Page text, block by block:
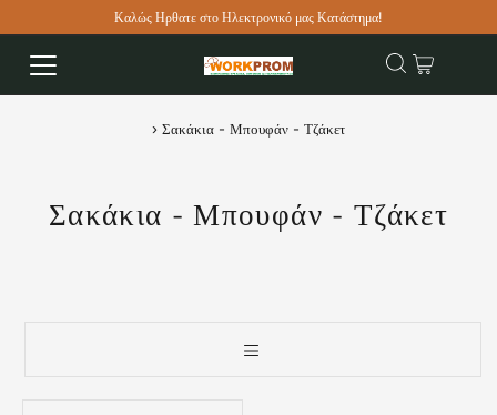
Καλώς Ηρθατε στο Ηλεκτρονικό μας Κατάστημα!
› Σακάκια - Μπουφάν - Τζάκετ
Σακάκια - Μπουφάν - Τζάκετ